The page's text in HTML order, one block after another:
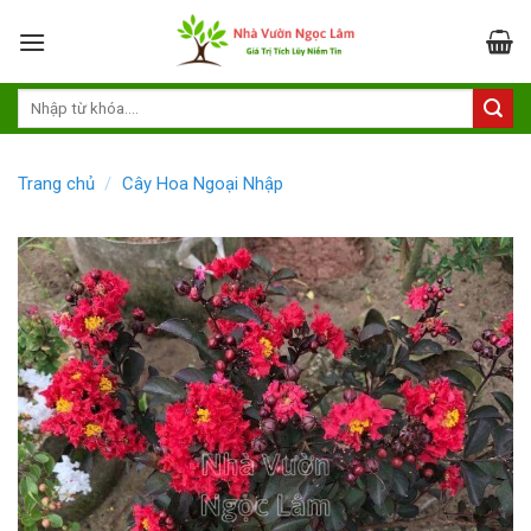
Trang chủ / Cây Hoa Ngoại Nhập